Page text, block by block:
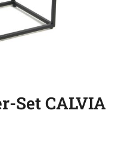
Set CALVIA